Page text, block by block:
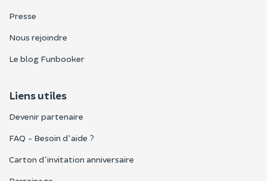
Presse
Nous rejoindre
Le blog Funbooker
Liens utiles
Devenir partenaire
FAQ - Besoin d'aide ?
Carton d'invitation anniversaire